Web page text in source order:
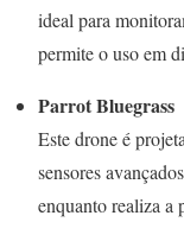
ideal para
permite o uso em
Parrot Bluegrass
Este drone é
sensores
enquanto realiza a